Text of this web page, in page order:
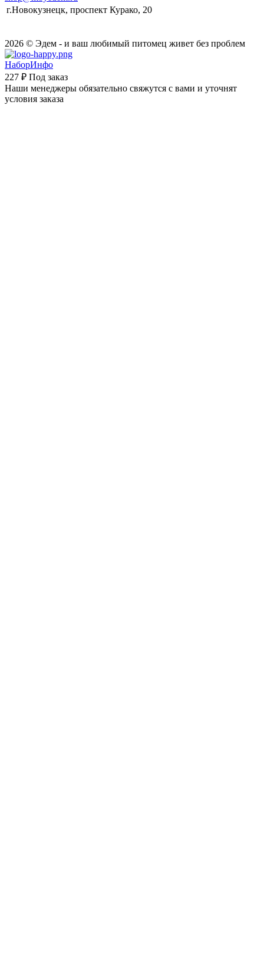
г.Новокузнецк, проспект Курако, 20
2026 © Эдем - и ваш любимый питомец живет без проблем
НаборИнфо
227 ₽ Под заказ
Наши менеджеры обязательно свяжутся с вами и уточнят
условия заказа